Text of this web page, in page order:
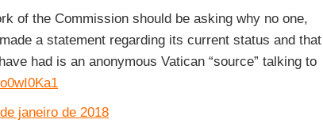
of the Commission should be asking why no one,
a statement regarding its current status and that
had is an anonymous Vatican “source” talking to
janeiro de 2018